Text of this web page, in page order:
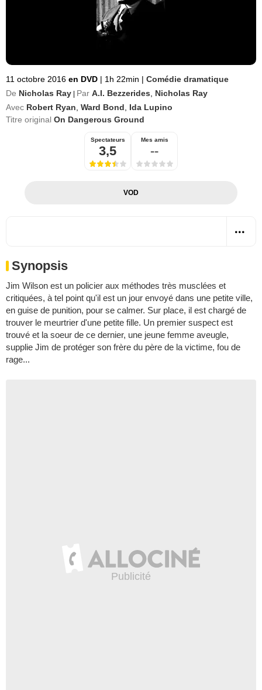
11 octobre 2016 en DVD | 1h 22min | Comédie dramatique
De Nicholas Ray Par A.I. Bezzerides
Nicholas Ray
Avec Robert Ryan Ward Bond
Ida Lupino
Titre original On Dangerous Ground
Spectateurs
3,5
Mes amis
--
VOD
Synopsis
Jim Wilson est un policier aux méthodes très musclées et
critiquées, à tel point qu'il est un jour envoyé dans une petite ville,
en guise de punition, pour se calmer. Sur place, il est chargé de
trouver le meurtrier d'une petite fille. Un premier suspect est
trouvé et la soeur de ce dernier, une jeune femme aveugle,
supplie Jim de protéger son frère du père de la victime, fou de
rage...